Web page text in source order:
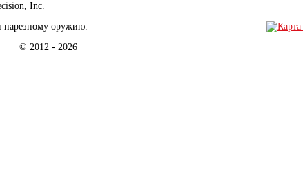
Inc.
нарезному оружию.
© 2012 - 2026